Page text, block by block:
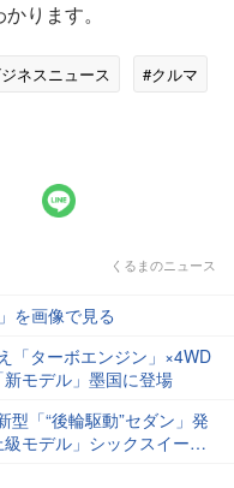
ります。
ネスニュース
#クルマ
くるまのニュース
を画像で見る
「ターボエンジン」×4WD
モデル」墨国に登場
「“後輪駆動”セダン」発
モデル」シックスイー豪